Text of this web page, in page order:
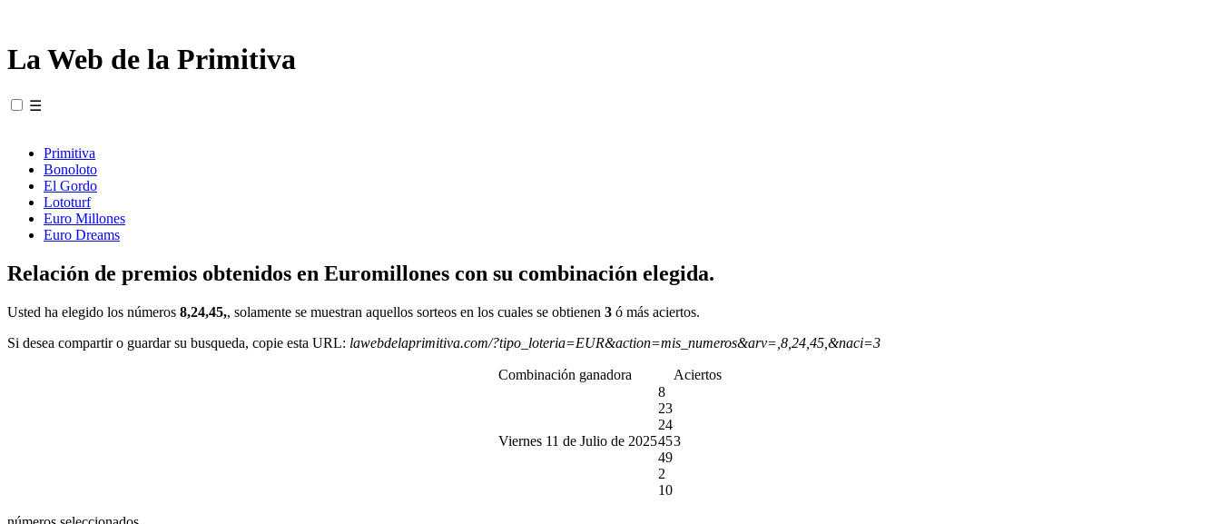
La Web de la Primitiva
☰
Primitiva
Bonoloto
El Gordo
Lototurf
Euro Millones
Euro Dreams
Relación de premios obtenidos en Euromillones con su combinación elegida.
Usted ha elegido los números 8,24,45,, solamente se muestran aquellos sorteos en los cuales se obtienen 3 ó más aciertos.
Si desea compartir o guardar su busqueda, copie esta URL: lawebdelaprimitiva.com/?tipo_loteria=EUR&action=mis_numeros&arv=,8,24,45,&naci=3
Combinación ganadora Aciertos
Viernes 11 de Julio de 2025
8
23
24
45
49
2
10
3